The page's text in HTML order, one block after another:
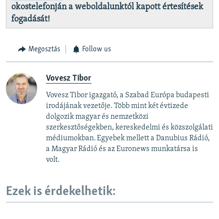
okostelefonján a weboldalunktól kapott értesítések
fogadását!
Megosztás Follow us
Vovesz Tibor
Vovesz Tibor igazgató, a Szabad Európa budapesti
irodájának vezetője. Több mint két évtizede
dolgozik magyar és nemzetközi
szerkesztőségekben, kereskedelmi és közszolgálati
médiumokban. Egyebek mellett a Danubius Rádió,
a Magyar Rádió és az Euronews munkatársa is
volt.
Ezek is érdekelhetik: